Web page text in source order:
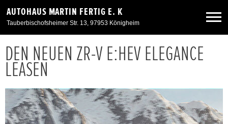
AUTOHAUS MARTIN FERTIG E. K
Tauberbischofsheimer Str. 13, 97953 Königheim
Neuwagen
Angebote
DEN NEUEN ZR-V E:HEV ELEGANCE
LEASEN